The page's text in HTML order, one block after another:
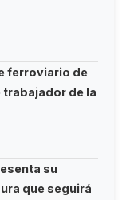
ferroviario de
de la
su
que seguirá